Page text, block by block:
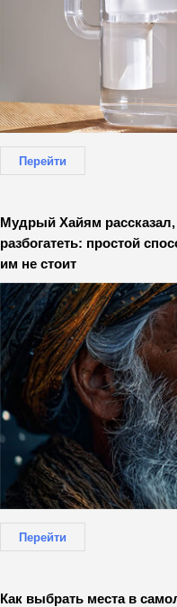
Перейти
Мудрый Хайям
разбогатеть: простой
им не стоит
Перейти
Как выбрать места в